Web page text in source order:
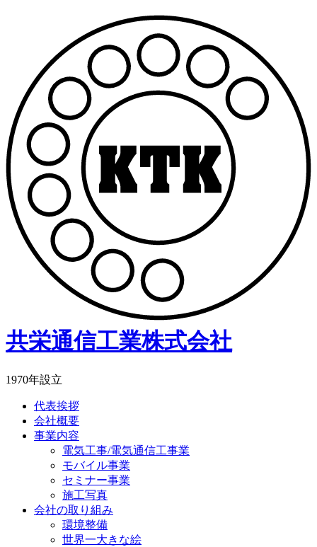
共栄通信工業株式会社
1970年設立
代表挨拶
会社概要
事業内容
電気工事/電気通信工事業
モバイル事業
セミナー事業
施工写真
会社の取り組み
環境整備
世界一大きな絵